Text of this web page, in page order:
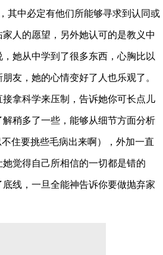
其中必定有他们所能够寻求到认同或
人的愿望，另外她认可的是教义中
，她从中学到了很多东西，心胸比以
友，她的心情变好了人也乐观了。
拿科学来压制，告诉她你可长点儿
稍多了一些，能够从细节方面分析
住要挑些毛病出来啊），外加一直
觉得自己所相信的一切都是错的
底线 ，一旦全能神告诉你要做抛弃家